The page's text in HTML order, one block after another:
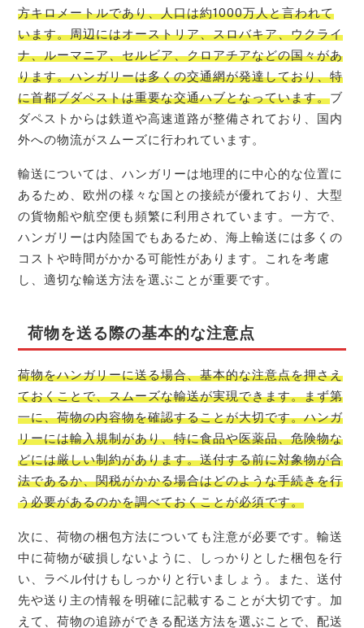
方キロメートルであり、人口は約1000万人と言われて
います。周辺にはオーストリア、スロバキア、ウクライ
ナ、ルーマニア、セルビア、クロアチアなどの国々があ
ります。ハンガリーは多くの交通網が発達しており、特
に首都ブダペストは重要な交通ハブとなっています。ブ
ダペストからは鉄道や高速道路が整備されており、国内
外への物流がスムーズに行われています。
輸送については、ハンガリーは地理的に中心的な位置に
あるため、欧州の様々な国との接続が優れており、大型
の貨物船や航空便も頻繁に利用されています。一方で、
ハンガリーは内陸国でもあるため、海上輸送には多くの
コストや時間がかかる可能性があります。これを考慮
し、適切な輸送方法を選ぶことが重要です。
荷物を送る際の基本的な注意点
荷物をハンガリーに送る場合、基本的な注意点を押さえ
ておくことで、スムーズな輸送が実現できます。まず第
一に、荷物の内容物を確認することが大切です。ハンガ
リーには輸入規制があり、特に食品や医薬品、危険物な
どには厳しい制約があります。送付する前に対象物が合
法であるか、関税がかかる場合はどのような手続きを行
う必要があるのかを調べておくことが必須です。
次に、荷物の梱包方法についても注意が必要です。輸送
中に荷物が破損しないように、しっかりとした梱包を行
い、ラベル付けもしっかりと行いましょう。また、送付
先や送り主の情報を明確に記載することが大切です。加
えて、荷物の追跡ができる配送方法を選ぶことで、配送